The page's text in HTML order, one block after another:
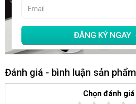
ĐĂNG KÝ NGAY
Đánh giá - bình luận sản phẩm
Chọn đánh giá